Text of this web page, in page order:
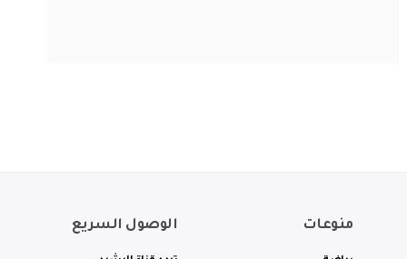
منوعات الوصول السريع